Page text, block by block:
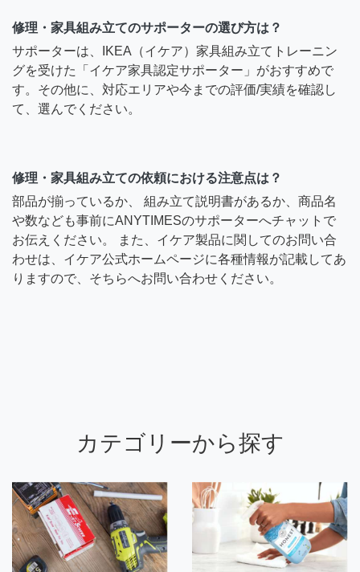
修理・家具組み立てのサポーターの選び方は？
サポーターは、IKEA（イケア）家具組み立てトレーニン
グを受けた「イケア家具認定サポーター」がおすすめで
す。その他に、対応エリアや今までの評価/実績を確認し
て、選んでください。
修理・家具組み立ての依頼における注意点は？
部品が揃っているか、 組み立て説明書があるか、商品名
や数なども事前にANYTIMESのサポーターへチャットで
お伝えください。 また、イケア製品に関してのお問い合
わせは、イケア公式ホームページに各種情報が記載してあ
りますので、そちらへお問い合わせください。
カテゴリーから探す